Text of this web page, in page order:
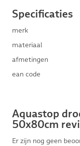
Specificaties
merk
materiaal
afmetingen
ean code
Aquastop
50x80cm
Er zijn nog geen